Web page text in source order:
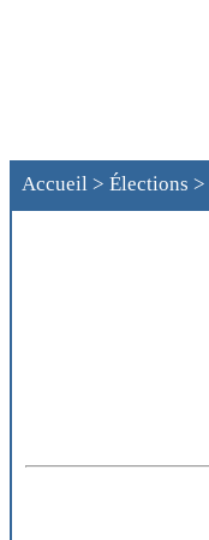
Accueil > Élections >